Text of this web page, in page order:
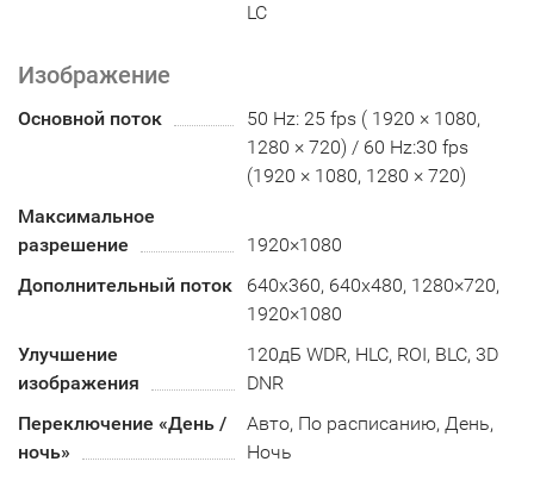
LC
Изображение
Основной поток
50 Hz: 25 fps ( 1920 × 1080,
1280 × 720) / 60 Hz:30 fps
(1920 × 1080, 1280 × 720)
Максимальное
разрешение
1920×1080
Дополнительный поток
640x360, 640x480, 1280×720,
1920×1080
Улучшение
изображения
120дБ WDR, HLC, ROI, BLC, 3D
DNR
Переключение «День /
ночь»
Авто, По расписанию, День,
Ночь